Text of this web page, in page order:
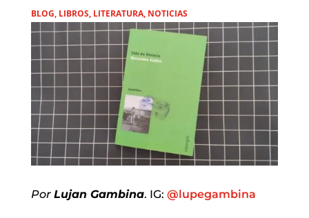
BLOG, LIBROS, LITERATURA, NOTICIAS
Por Lujan Gambina. IG: @lupegambina